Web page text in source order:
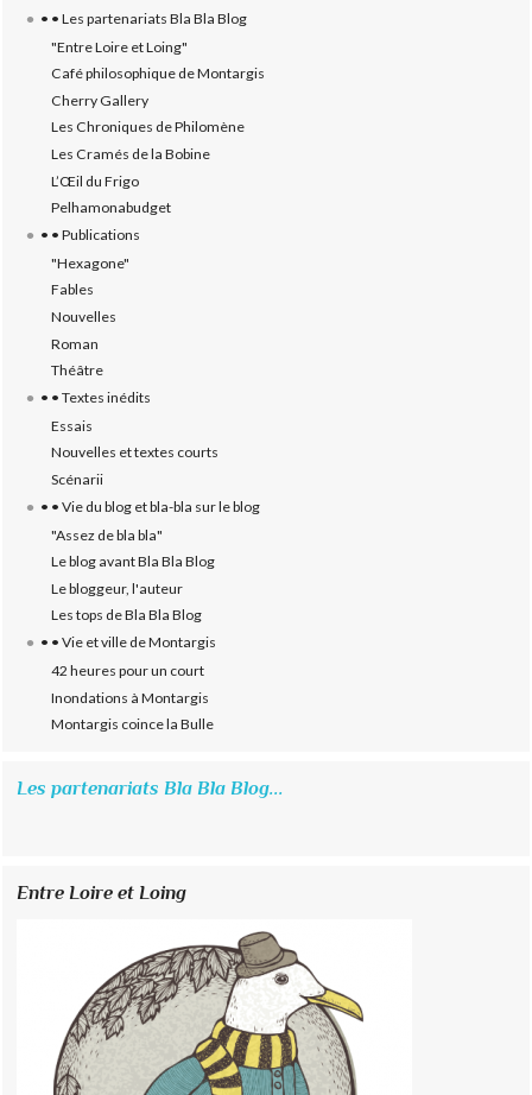
• • Les partenariats Bla Bla Blog
"Entre Loire et Loing"
Café philosophique de Montargis
Cherry Gallery
Les Chroniques de Philomène
Les Cramés de la Bobine
L’‎Œil du Frigo
Pelhamonabudget
• • Publications
"Hexagone"
Fables
Nouvelles
Roman
Théâtre
• • Textes inédits
Essais
Nouvelles et textes courts
Scénarii
• • Vie du blog et bla-bla sur le blog
"Assez de bla bla"
Le blog avant Bla Bla Blog
Le bloggeur, l'auteur
Les tops de Bla Bla Blog
• • Vie et ville de Montargis
42 heures pour un court
Inondations à Montargis
Montargis coince la Bulle
Les partenariats Bla Bla Blog...
Entre Loire et Loing